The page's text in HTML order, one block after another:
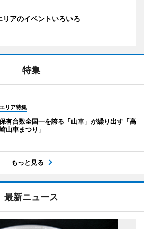
リアのイベントいろいろ
特集
リア特集
有台数全国一を誇る「山車」が繰り出す「高
山車まつり」
もっと見る
最新ニュース